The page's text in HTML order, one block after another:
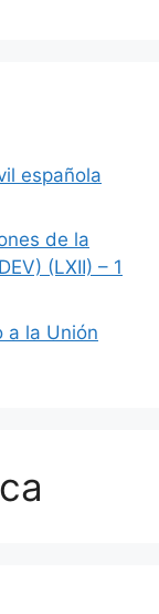
española
de la
(LXII) – 1
a la Unión